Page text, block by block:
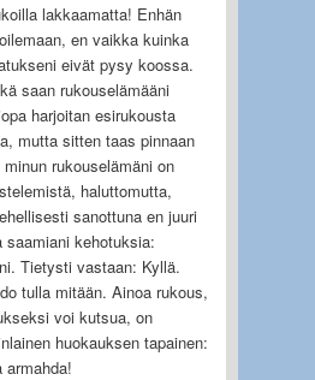
lakkaamatta! Enhän
en vaikka kuinka
eivät pysy koossa.
saan rukouselämääni
harjoitan esirukousta
mutta sitten taas pinnaan
rukouselämäni on
haluttomutta,
sanottuna en juuri
saamiani kehotuksia:
Tietysti vastaan: Kyllä.
tulla mitään. Ainoa rukous,
voi kutsua, on
huokauksen tapainen:
armahda!